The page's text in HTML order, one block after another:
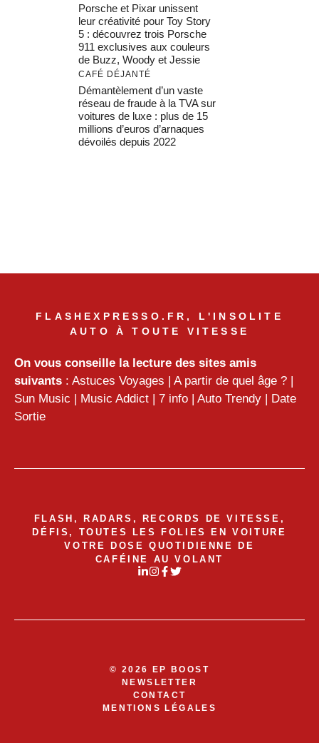
Porsche et Pixar unissent
leur créativité pour Toy Story
5 : découvrez trois Porsche
911 exclusives aux couleurs
de Buzz, Woody et Jessie
CAFÉ DÉJANTÉ
Démantèlement d’un vaste
réseau de fraude à la TVA sur
voitures de luxe : plus de 15
millions d’euros d’arnaques
dévoilés depuis 2022
FLASHEXPRESSO.FR, L'INSOLITE
AUTO À TOUTE VITESSE
On vous conseille la lecture des sites amis
suivants : Astuces Voyages | A partir de quel âge ? |
Sun Music | Music Addict | 7 info | Auto Trendy | Date
Sortie
FLASH, RADARS, RECORDS DE VITESSE,
DÉFIS, TOUTES LES FOLIES EN VOITURE
VOTRE DOSE QUOTIDIENNE DE
CAFÉINE AU VOLANT
© 2026 EP BOOST
NEWSLETTER
CONTACT
MENTIONS LÉGALES